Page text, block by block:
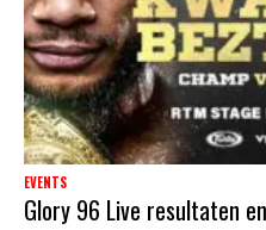
EVENTS
Glory 96 Live resultaten